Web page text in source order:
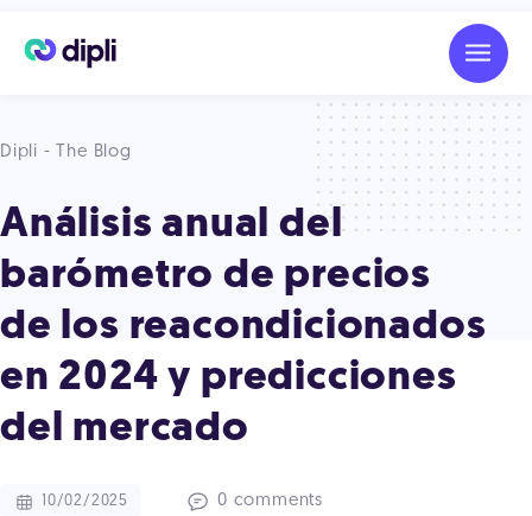
Dipli - The Blog
Análisis anual del
barómetro de precios
de los reacondicionados
en 2024 y predicciones
del mercado
10/02/2025 0 comments